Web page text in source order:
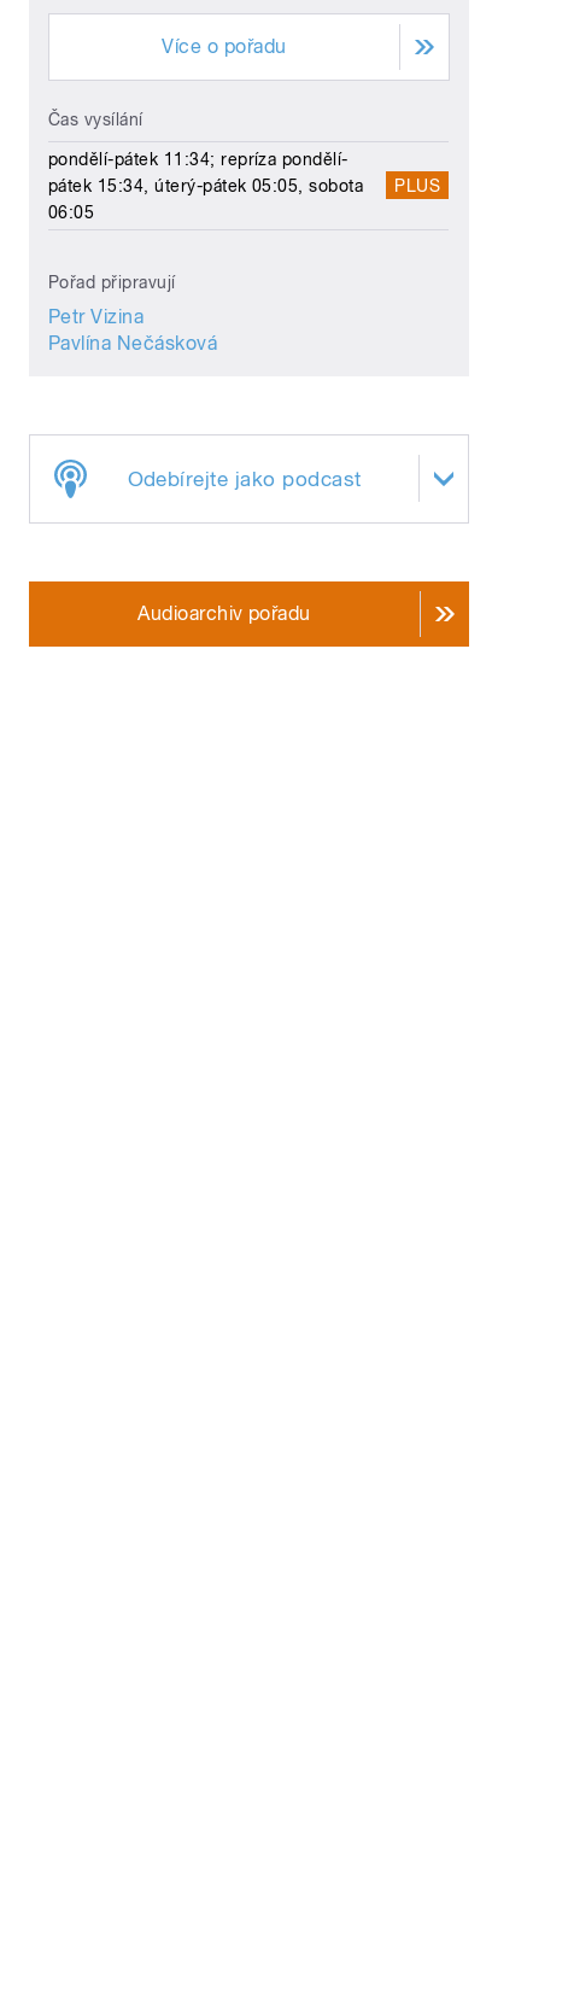
Více o pořadu
Čas vysílání
pondělí-pátek 11:34; repríza pondělí-
pátek 15:34, úterý-pátek 05:05, sobota
06:05
PLUS
Pořad připravují
Petr Vizina
Pavlína Nečásková
Odebírejte jako podcast
Audioarchiv pořadu